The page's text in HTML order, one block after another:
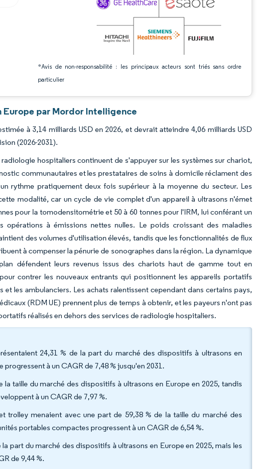
*Avis de non-responsabilité : les principaux acteurs sont triés sans ordre
particulier
par Mordor Intelligence
à 3,14 milliards USD en 2026, et devrait atteindre 4,06 milliards USD
(2026-2031).
hospitaliers continuent de s'appuyer sur les systèmes sur chariot,
communautaires et les prestataires de soins à domicile réclament des
rythme pratiquement deux fois supérieur à la moyenne du secteur. Les
modalité, car un cycle de vie complet d'un appareil à ultrasons n'émet
pour la tomodensitométrie et 50 à 60 tonnes pour l'IRM, lui conférant un
à émissions nettes nulles. Le poids croissant des maladies
des volumes d'utilisation élevés, tandis que les fonctionnalités de flux
à compenser la pénurie de sonographes dans la région. La dynamique
défendent leurs revenus issus des chariots haut de gamme tout en
contrer les nouveaux entrants qui positionnent les appareils portatifs
les ambulanciers. Les achats ralentissent cependant dans certains pays,
(RDM UE) prennent plus de temps à obtenir, et les payeurs n'ont pas
réalisés en dehors des services de radiologie hospitaliers.
24,31 % de la part du marché des dispositifs à ultrasons en
à un CAGR de 7,48 % jusqu'en 2031.
taille du marché des dispositifs à ultrasons en Europe en 2025, tandis
à un CAGR de 7,97 %.
trolley menaient avec une part de 59,38 % de la taille du marché des
portables compactes progressent à un CAGR de 6,54 %.
part du marché des dispositifs à ultrasons en Europe en 2025, mais les
de 9,44 %.